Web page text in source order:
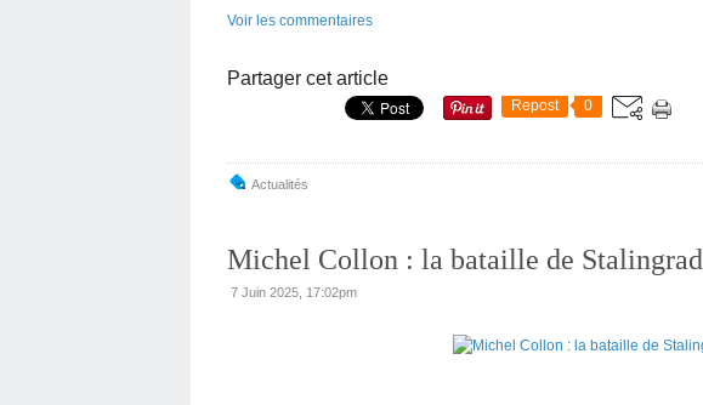
Voir les commentaires
Partager cet article
Repost 0
Actualités
Michel Collon : la bataille de Stalingrad
7 Juin 2025, 17:02pm